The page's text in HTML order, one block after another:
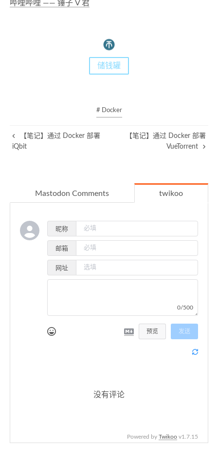
哔哩哔哩 —— 锤子 V 君
储钱罐
# Docker
【笔记】通过 Docker 部署
iQbit
【笔记】通过 Docker 部署
VueTorrent
Mastodon Comments twikoo
昵称
邮箱
网址
0/500
预览 发送
没有评论
Powered by Twikoo v1.7.15